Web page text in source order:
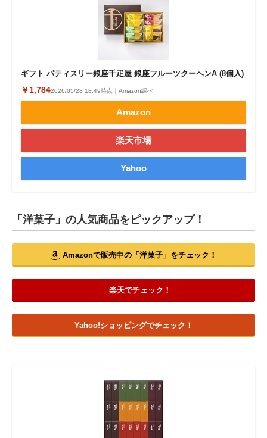
ギフト パティスリー銀座千疋屋 銀座フルーツクーヘンA (8個入)
￥1,7842026/05/28 18:49時点｜Amazon調べ
Amazon
楽天市場
Yahoo
「洋菓子」の人気商品をピックアップ！
Amazonで販売中の「洋菓子」をチェック！
楽天でチェック！
Yahoo!ショッピングでチェック！